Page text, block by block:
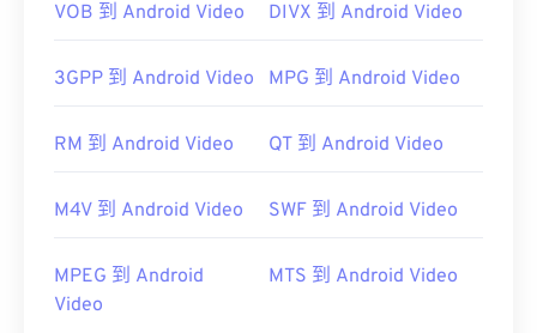
VOB 到 Android Video DIVX 到 Android Video
3GPP 到 Android Video MPG 到 Android Video
RM 到 Android Video QT 到 Android Video
M4V 到 Android Video SWF 到 Android Video
MPEG 到 Android
Video
MTS 到 Android Video